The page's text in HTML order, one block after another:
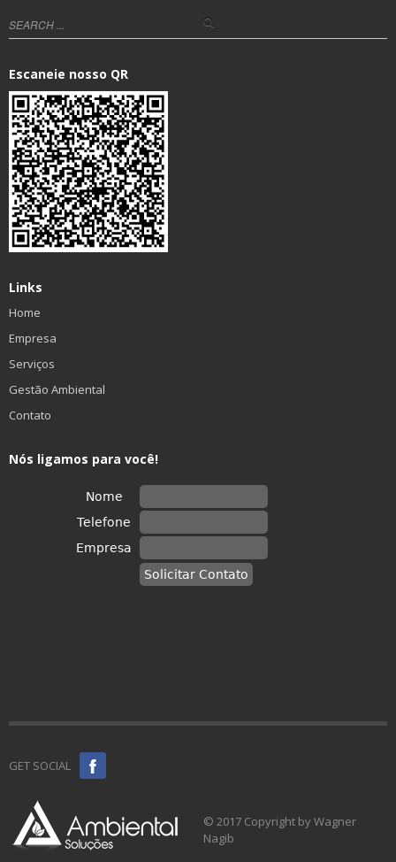
Escaneie nosso QR
Links
Home
Empresa
Serviços
Gestão Ambiental
Contato
Nós ligamos para você!
GET SOCIAL
© 2017 Copyright by Wagner
Nagib